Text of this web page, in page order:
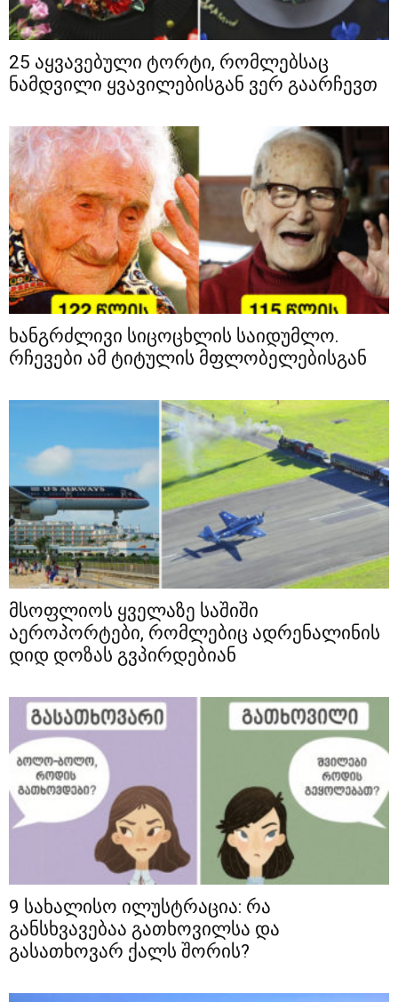
25 აყვავებული ტორტი, რომლებსაც
ნამდვილი ყვავილებისგან ვერ გაარჩევთ
ხანგრძლივი სიცოცხლის საიდუმლო.
რჩევები ამ ტიტულის მფლობელებისგან
მსოფლიოს ყველაზე საშიში
აეროპორტები, რომლებიც ადრენალინის
დიდ დოზას გვპირდებიან
9 სახალისო ილუსტრაცია: რა
განსხვავებაა გათხოვილსა და
გასათხოვარ ქალს შორის?